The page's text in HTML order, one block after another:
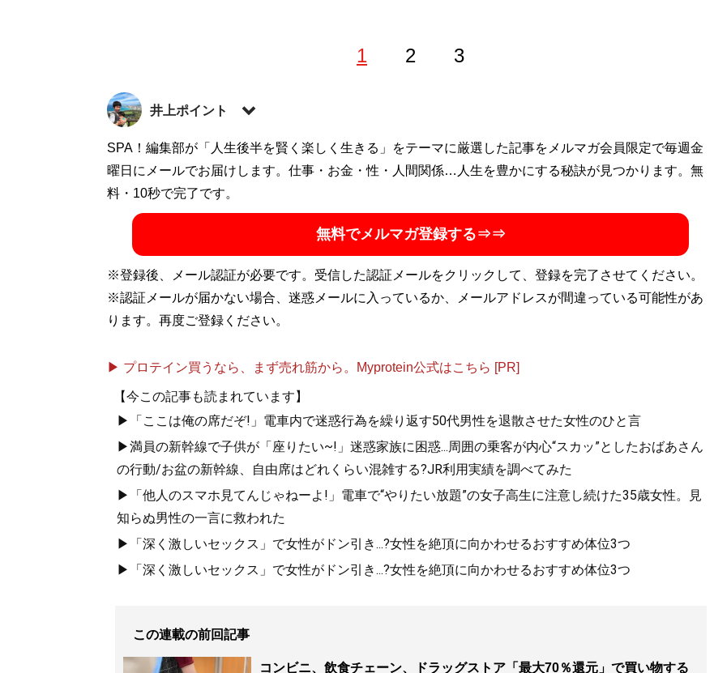
1 2 3
井上ポイント
1983年、東京都生まれ。早稲田大学教育学部卒。極度の節約好きで、ポイントやキャンペーン情報に精
通するお笑い芸人。著書に『お得生活！ お金がなくても人生100倍楽しめる！』。ブログ「いの得ブロ
グ」、ユーチューブ「
@InoueJuniti）
『 お得生活！ お金がなくても人生100倍楽しめる！』
記事一覧へ
SPA！編集部が「人生後半を賢く楽しく生きる」をテーマに厳選した記事をメルマガ会員限定で毎週金
曜日にメールでお届けします。仕事・お金・性・人間関係…人生を豊かにする秘訣が見つかります。無
料・10秒で完了です。
無料でメルマガ登録する⇒⇒
※登録後、メール認証が必要です。受信した認証メールをクリックして、登録を完了させてください。
※認証メールが届かない場合、迷惑メールに入っているか、メールアドレスが間違っている可能性があ
ります。再度ご登録ください。
▶ プロテイン買うなら、まず売れ筋から。Myprotein公式はこちら [PR]
【今この記事も読まれています】
▶「ここは俺の席だぞ!」電車内で迷惑行為を繰り返す50代男性を退散させた女性のひと言
▶満員の新幹線で子供が「座りたい~!」迷惑家族に困惑...周囲の乗客が内心“スカッ”としたおばあさん
の行動/お盆の新幹線、自由席はどれくらい混雑する?JR利用実績を調べてみた
▶「他人のスマホ見てんじゃねーよ!」電車で“やりたい放題”の女子高生に注意し続けた35歳女性。見
知らぬ男性の一言に救われた
▶「深く激しいセックス」で女性がドン引き...?女性を絶頂に向かわせるおすすめ体位3つ
▶「深く激しいセックス」で女性がドン引き...?女性を絶頂に向かわせるおすすめ体位3つ
この連載の前回記事
コンビニ、飲食チェーン、ドラッグストア「最大70％還元」で買い物する